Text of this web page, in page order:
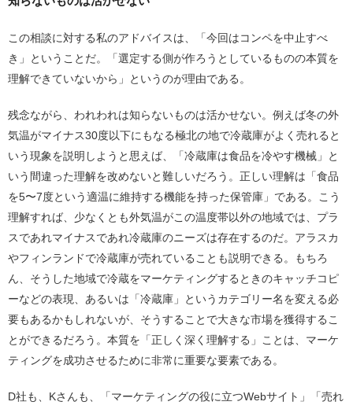
この相談に対する私のアドバイスは、「今回はコンペを中止すべ
き」ということだ。「選定する側が作ろうとしているものの本質を
理解できていないから」というのが理由である。
残念ながら、われわれは知らないものは活かせない。例えば冬の外
気温がマイナス30度以下にもなる極北の地で冷蔵庫がよく売れると
いう現象を説明しようと思えば、「冷蔵庫は食品を冷やす機械」と
いう間違った理解を改めないと難しいだろう。正しい理解は「食品
を5〜7度という適温に維持する機能を持った保管庫」である。こう
理解すれば、少なくとも外気温がこの温度帯以外の地域では、プラ
スであれマイナスであれ冷蔵庫のニーズは存在するのだ。アラスカ
やフィンランドで冷蔵庫が売れていることも説明できる。もちろ
ん、そうした地域で冷蔵をマーケティングするときのキャッチコピ
ーなどの表現、あるいは「冷蔵庫」というカテゴリー名を変える必
要もあるかもしれないが、そうすることで大きな市場を獲得するこ
とができるだろう。本質を「正しく深く理解する」ことは、マーケ
ティングを成功させるために非常に重要な要素である。
D社も、Kさんも、「マーケティングの役に立つWebサイト」「売れ